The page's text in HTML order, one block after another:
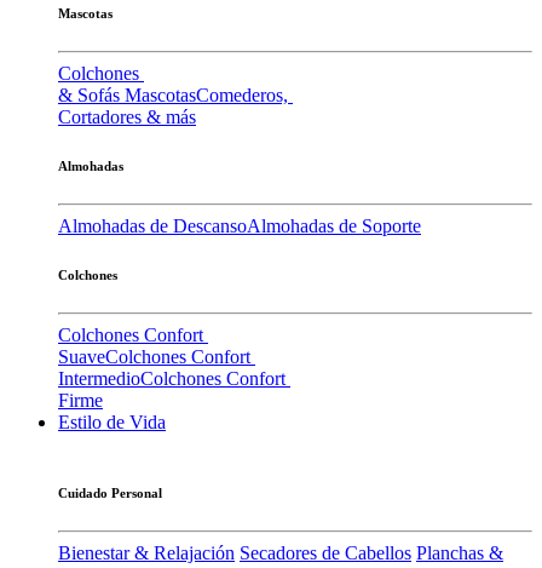
Mascotas
Colchones
& Sofás MascotasComederos,
Cortadores & más
Almohadas
Almohadas de DescansoAlmohadas de Soporte
Colchones
Colchones Confort
SuaveColchones Confort
IntermedioColchones Confort
Firme
Estilo de Vida
Cuidado Personal
Bienestar & Relajación Secadores de Cabellos Planchas &